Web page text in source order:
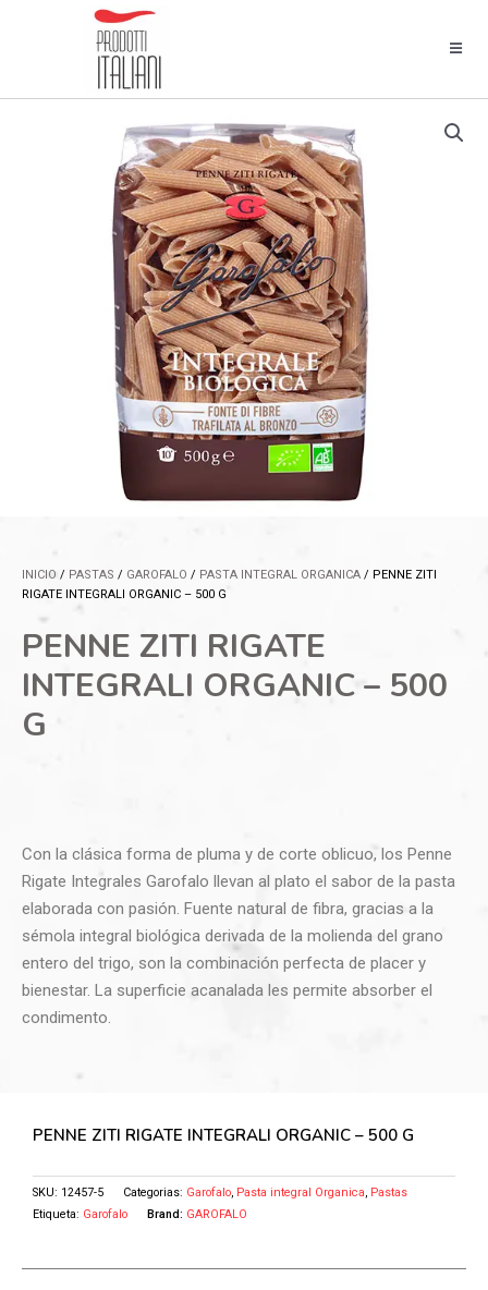
INICIO / PASTAS / GAROFALO / PASTA INTEGRAL ORGANICA / PENNE ZITI
RIGATE INTEGRALI ORGANIC – 500 G
PENNE ZITI RIGATE
INTEGRALI ORGANIC – 500
G
Con la clásica forma de pluma y de corte oblicuo, los Penne
Rigate Integrales Garofalo llevan al plato el sabor de la pasta
elaborada con pasión. Fuente natural de fibra, gracias a la
sémola integral biológica derivada de la molienda del grano
entero del trigo, son la combinación perfecta de placer y
bienestar. La superficie acanalada les permite absorber el
condimento.
PENNE ZITI RIGATE INTEGRALI ORGANIC – 500 G
SKU: 12457-5 Categorias: Garofalo, Pasta integral Organica, Pastas
Etiqueta: Garofalo Brand: GAROFALO